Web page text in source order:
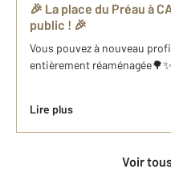
🎉 La place du Préau à
public ! 🎉
Vous pouvez à nouveau
entièrement réaménagée🌳✨
Lire plus
Voir